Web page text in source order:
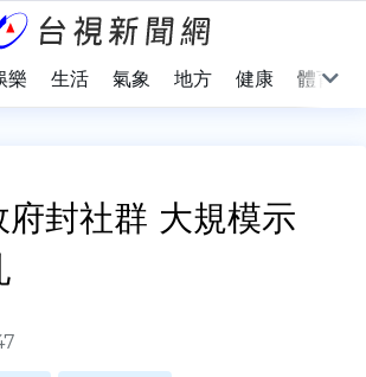
樂 生活 氣象 地方 健康 體育
府封社群 大規模示